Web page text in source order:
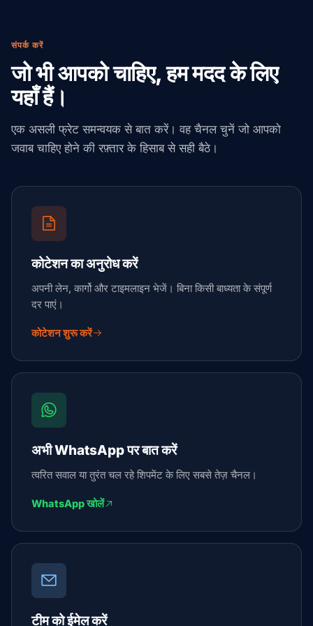
संपर्क करें
जो भी आपको चाहिए, हम मदद के लिए
यहाँ हैं।
एक असली फ्रेट समन्वयक से बात करें। वह चैनल चुनें जो आपको
जवाब चाहिए होने की रफ़्तार के हिसाब से सही बैठे।
कोटेशन का अनुरोध करें
अपनी लेन, कार्गो और टाइमलाइन भेजें। बिना किसी बाध्यता के संपूर्ण
दर पाएं।
कोटेशन शुरू करें
अभी WhatsApp पर बात करें
त्वरित सवाल या तुरंत चल रहे शिपमेंट के लिए सबसे तेज़ चैनल।
WhatsApp खोलें
टीम को ईमेल करें